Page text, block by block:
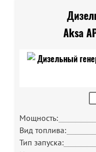
Aksa
Мощность:
Вид топлива:
Тип запуска: